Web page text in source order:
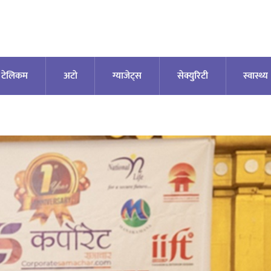
टेलिकम अटाे ग्याजेट्स सेक्युरिटी स्वास्थ्य